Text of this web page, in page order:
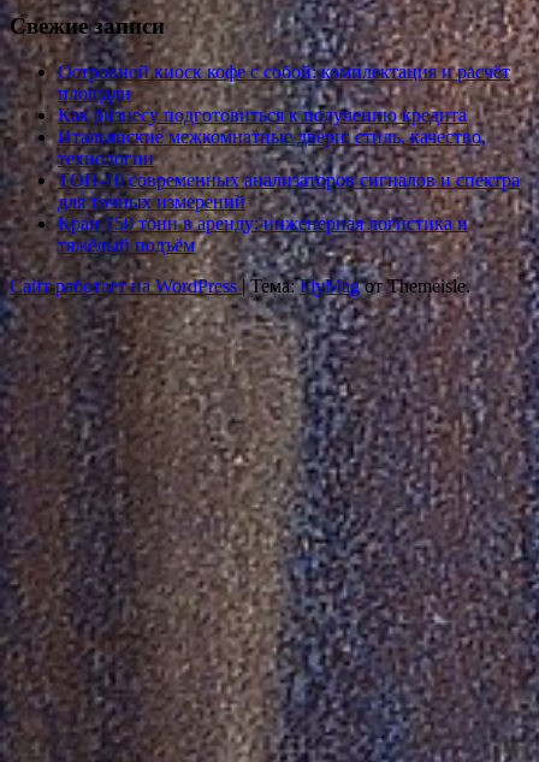
Свежие записи
Островной киоск кофе с собой: комплектация и расчёт
площади
Как бизнесу подготовиться к получению кредита
Итальянские межкомнатные двери: стиль, качество,
технологии
ТОП-10 современных анализаторов сигналов и спектра
для точных измерений
Кран 750 тонн в аренду: инженерная логистика и
тяжёлый подъём
Сайт работает на WordPress|Тема:FlyMagот Themeisle.